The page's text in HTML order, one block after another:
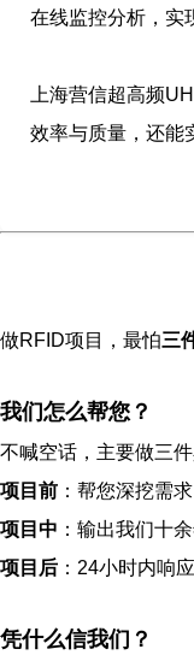
在线监控分析，实
上海营信超高频
效率与质量，还能
做RFID项目，最怕三
我们怎么帮您？
不喊空话，主要做三件
项目前 ：帮您深挖需
项目中 ：输出我们十
项目后 ：24小时内响
凭什么信我们？